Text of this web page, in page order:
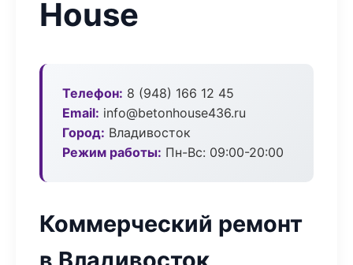
House
Телефон: 8 (948) 166 12 45
Email: info@betonhouse436.ru
Город: Владивосток
Режим работы: Пн-Вс: 09:00-20:00
Коммерческий ремонт